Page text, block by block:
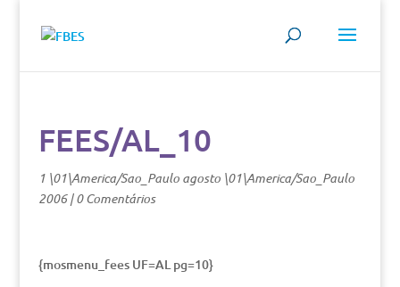
FEES/AL_10
1 \01\America/Sao_Paulo agosto \01\America/Sao_Paulo
2006|0 Comentários
{mosmenu_fees UF=AL pg=10}